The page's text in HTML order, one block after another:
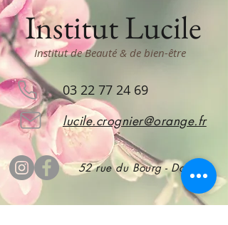
Institut Lucile
Institut de Beauté & de bien-être
03 22 77 24 69
lucile.crognier@orange.fr
52 rue du Bourg - Doullens